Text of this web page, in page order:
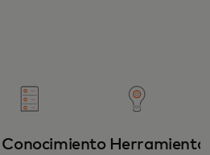
Conocimiento